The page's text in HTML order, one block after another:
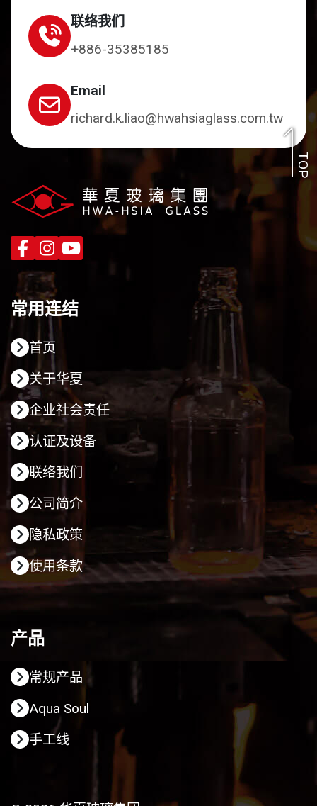
TOP
联络我们
+886-35385185
Email
richard.k.liao@hwahsiaglass.com.tw
常用连结
首页
关于华夏
企业社会责任
认证及设备
联络我们
公司简介
隐私政策
使用条款
产品
常规产品
Aqua Soul
手工线